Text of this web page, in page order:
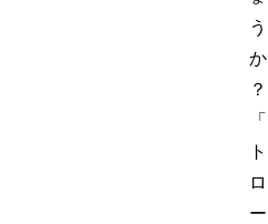
う
か
？
「
ト
ロ
ー